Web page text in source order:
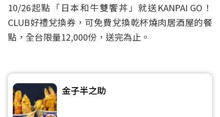
10/26起點「日本和牛雙饗丼」就送KANPAI GO！
CLUB好禮兌換券，可免費兌換乾杯燒肉居酒屋的餐
點，全台限量12,000份，送完為止。
金子半之助